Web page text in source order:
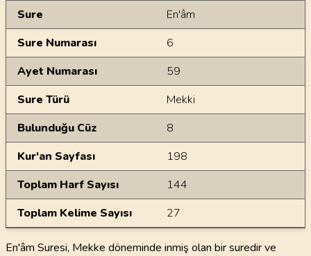
Genel Bilgiler
Sure
En'âm
Sure Numarası
6
Ayet Numarası
59
Sure Türü
Mekki
Bulunduğu Cüz
8
Kur'an Sayfası
198
Toplam Harf Sayısı
144
Toplam Kelime Sayısı
27
En'âm Suresi, Mekke döneminde inmiş olan bir suredir ve